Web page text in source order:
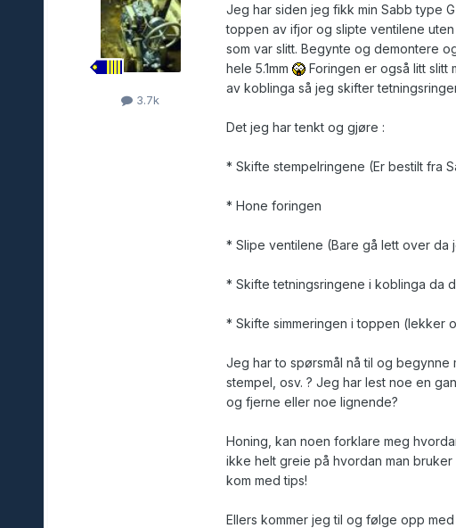
3.7k
Jeg har siden jeg fikk min Sabb type
toppen av ifjor og slipte ventilene
som var slitt. Begynte og demontere
hele 5.1mm
Foringen er også litt slitt
av koblinga så jeg skifter
Det jeg har tenkt og gjøre :
* Skifte stempelringene (Er bestilt fra
* Hone foringen
* Slipe ventilene (Bare gå lett over da
* Skifte tetningsringene i koblinga da
* Skifte simmeringen i toppen (lekker
Jeg har to spørsmål nå til og
stempel, osv. ? Jeg har lest noe en
og fjerne eller noe lignende?
Honing, kan noen forklare meg
ikke helt greie på hvordan man bruker
kom med tips!
Ellers kommer jeg til og følge opp